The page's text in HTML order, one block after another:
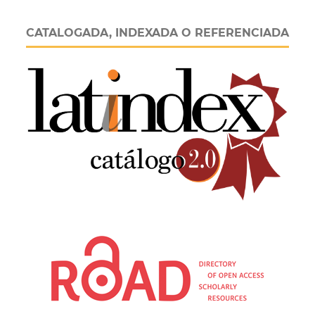
CATALOGADA, INDEXADA O REFERENCIADA